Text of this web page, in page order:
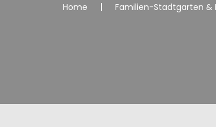
Home Familien-Stadtgarten &